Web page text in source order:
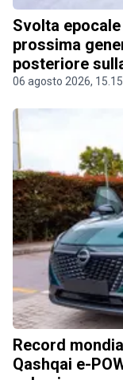
Svolta
prossima
posteriore
06 agosto 2026, 15.15
Record
Qashqai e-